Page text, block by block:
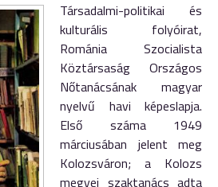
Társadalmi-politikai és
kulturális folyóirat,
Románia Szocialista
Köztársaság Országos
Nőtanácsának magyar
nyelvű havi képeslapja.
Első száma 1949
márciusában jelent meg
Kolozsváron; a Kolozs
megyei szaktanács adta